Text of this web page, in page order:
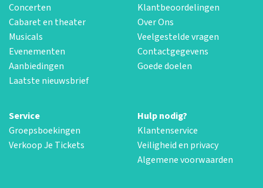
Concerten
Cabaret en theater
Musicals
Evenementen
Aanbiedingen
Laatste nieuwsbrief
Klantbeoordelingen
Over Ons
Veelgestelde vragen
Contactgegevens
Goede doelen
Service
Groepsboekingen
Verkoop Je Tickets
Hulp nodig?
Klantenservice
Veiligheid en privacy
Algemene voorwaarden